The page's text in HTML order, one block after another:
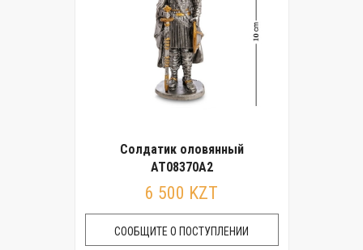
Солдатик оловянный
AT08370A2
6 500 KZT
СООБЩИТЕ О ПОСТУПЛЕНИИ